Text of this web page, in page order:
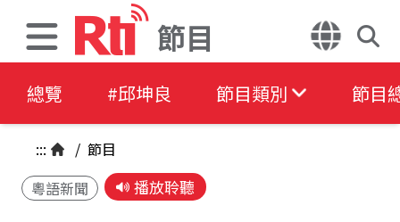
節目
總覽 #邱坤良 節目類別 節目
::: / 節目
粵語新聞
播放聆聽